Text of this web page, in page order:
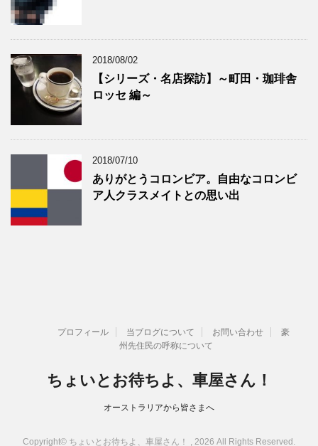
2018/08/02
【シリーズ・名店探訪】～町田・珈琲舎
ロッセ 編～
2018/07/10
ありがとうコロンビア。自由なコロンビ
ア人クラスメイトとの思い出
プロフィール 当ブログについて お問い合わせ
豪
州先住民の呼称について
ちょいとお待ちよ、車屋さん！
オーストラリアから皆さまへ
Copyright© ちょいとお待ちよ、車屋さん！ , 2026 All Rights Reserved.